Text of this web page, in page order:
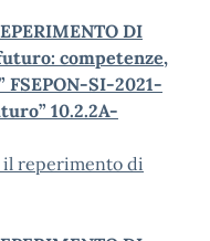
DI
competenze,
SI-2021-
10.2.2A-
reperimento di